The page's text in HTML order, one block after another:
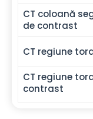
CT coloană
de contrast
CT regiune
CT regiune
contrast